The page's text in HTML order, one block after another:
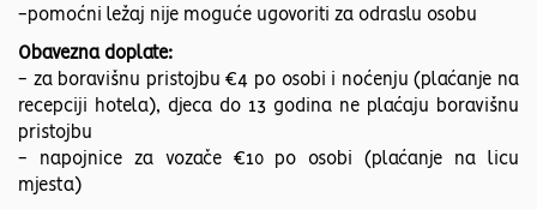
-pomoćni ležaj nije moguće ugovoriti za odraslu osobu
Obavezna doplate:
- za boravišnu pristojbu €4 po osobi i noćenju (plaćanje na
recepciji hotela), djeca do 13 godina ne plaćaju boravišnu
pristojbu
- napojnice za vozače €10 po osobi (plaćanje na licu
mjesta)